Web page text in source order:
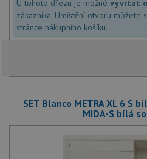
U tohoto dřezu je možné vyvrtat
zákazníka. Umístění otvoru můžete
stránce nákupního košíku.
SET Blanco METRA XL 6 S
MIDA-S bílá